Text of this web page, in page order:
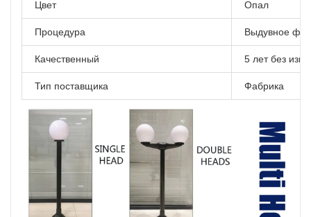
Цвет Опал
Процедура Выдувное
Качественный 5 лет без
Тип поставщика Фабрика